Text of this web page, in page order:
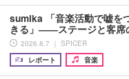
sumika 「音楽活動で嘘を
きる」――ステージと客席
2026.8.7 ｜ SPICER
レポート
音楽